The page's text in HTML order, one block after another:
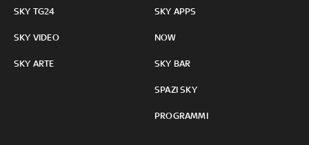
SKY TG24
SKY VIDEO
SKY ARTE
SKY APPS
NOW
SKY BAR
SPAZI SKY
PROGRAMMI